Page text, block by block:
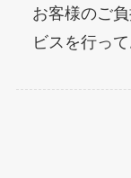
お客様のご
ビスを行って